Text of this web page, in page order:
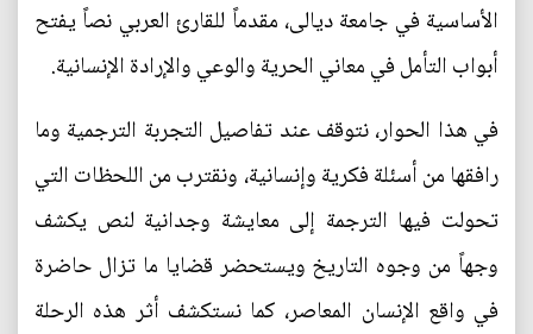
الأساسية في جامعة ديالى، مقدماً للقارئ العربي نصاً يفتح
أبواب التأمل في معاني الحرية والوعي والإرادة الإنسانية.
في هذا الحوار، نتوقف عند تفاصيل التجربة الترجمية وما
رافقها من أسئلة فكرية وإنسانية، ونقترب من اللحظات التي
تحولت فيها الترجمة إلى معايشة وجدانية لنص يكشف
وجهاً من وجوه التاريخ ويستحضر قضايا ما تزال حاضرة
في واقع الإنسان المعاصر، كما نستكشف أثر هذه الرحلة